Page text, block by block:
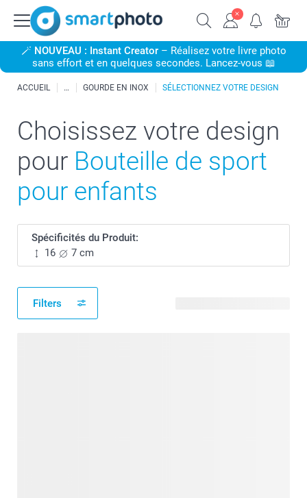
🪄 NOUVEAU : Instant Creator– Réalisez votre livre photo
sans effort et en quelques secondes. Lancez-vous 📖
ACCUEIL GOURDE EN INOX SÉLECTIONNEZ VOTRE DESIGN
Choisissez votre design
pour Bouteille de sport
pour enfants
Spécificités du Produit:
16
7 cm
Filters